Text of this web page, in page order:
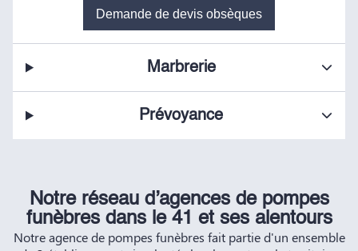
Demande de devis obsèques
Marbrerie
Prévoyance
Notre réseau d’agences de pompes
funèbres dans le 41 et ses alentours
Notre agence de pompes funèbres fait partie d'un ensemble